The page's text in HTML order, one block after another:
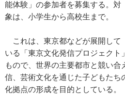
能体験」の参加者を募集する。対
象は、小学生から高校生まで。
これは、東京都などが展開して
いる「東京文化発信プロジェクト
もので、世界の主要都市と競い合
信、芸術文化を通じた子どもたち
化拠点の形成を目的としている。